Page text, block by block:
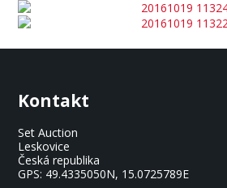
Kontakt
Set Auction
Leskovice
Česká republika
GPS: 49.4335050N, 15.0725789E